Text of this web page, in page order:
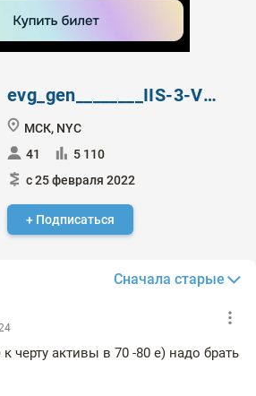
evg_gen________IIS-3-VTB-ГВН
МСК, NYC
41
5 110
с 25 февраля 2022
+ Подписаться
Сначала старые
черту активы в 70 -80 е) надо брать